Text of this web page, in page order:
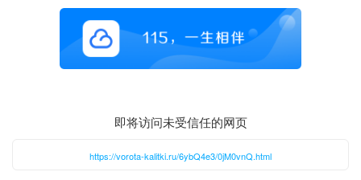
即将访问未受信任的网页
https://vorota-kalitki.ru/6ybQ4e3/0jM0vnQ.html